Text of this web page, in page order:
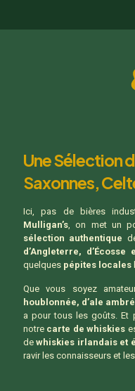
Une Sélection
Saxonnes,
Ici, pas de bières
Mulligan’s , on met un
sélection authentique
d’Angleterre,
quelques pépites locales
Que vous soyez
houblonnée, d’ale
a pour tous les goûts. Et
notre carte de whiskies
dewhiskies irlandais et
ravir les connaisseurs et les